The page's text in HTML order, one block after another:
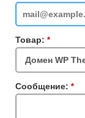
Товар:
поле
Сообщение: